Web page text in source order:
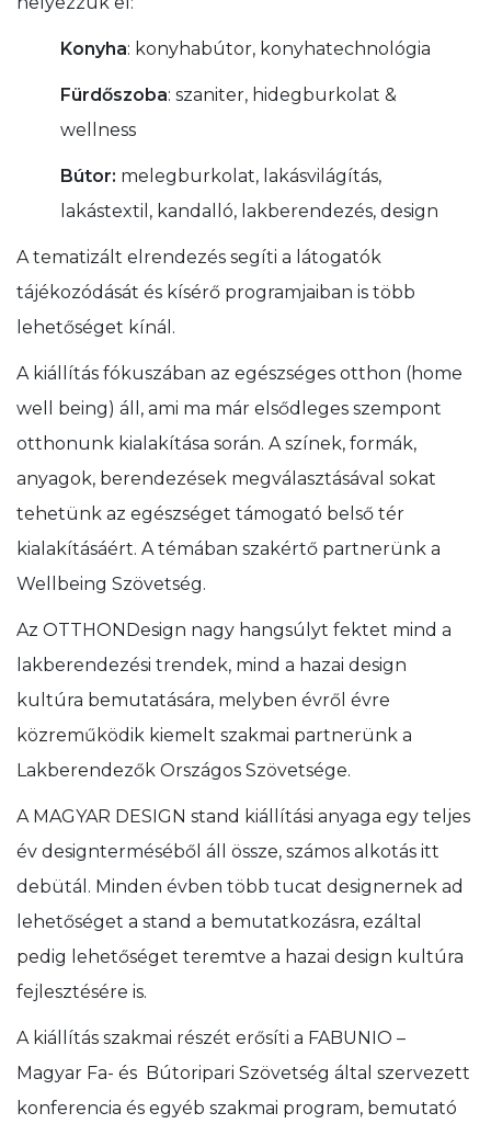
Konyha: konyhabútor, konyhatechnológia
Fürdőszoba: szaniter, hidegburkolat &
wellness
Bútor: melegburkolat, lakásvilágítás,
lakástextil, kandalló, lakberendezés, design
A tematizált elrendezés segíti a látogatók
tájékozódását és kísérő programjaiban is több
lehetőséget kínál.
A kiállítás fókuszában az egészséges otthon (home
well being) áll, ami ma már elsődleges szempont
otthonunk kialakítása során. A színek, formák,
anyagok, berendezések megválasztásával sokat
tehetünk az egészséget támogató belső tér
kialakításáért. A témában szakértő partnerünk a
Wellbeing Szövetség.
Az OTTHONDesign nagy hangsúlyt fektet mind a
lakberendezési trendek, mind a hazai design
kultúra bemutatására, melyben évről évre
közreműködik kiemelt szakmai partnerünk a
Lakberendezők Országos Szövetsége.
A MAGYAR DESIGN stand kiállítási anyaga egy teljes
év designterméséből áll össze, számos alkotás itt
debütál. Minden évben több tucat designernek ad
lehetőséget a stand a bemutatkozásra, ezáltal
pedig lehetőséget teremtve a hazai design kultúra
fejlesztésére is.
A kiállítás szakmai részét erősíti a FABUNIO –
Magyar Fa- és Bútoripari Szövetség által szervezett
konferencia és egyéb szakmai program, bemutató